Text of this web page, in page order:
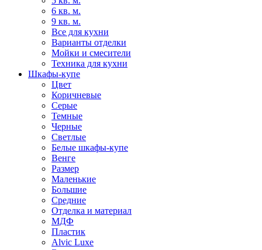
6 кв. м.
9 кв. м.
Все для кухни
Варианты отделки
Мойки и смесители
Техника для кухни
Шкафы-купе
Цвет
Коричневые
Серые
Темные
Черные
Светлые
Белые шкафы-купе
Венге
Размер
Маленькие
Большие
Средние
Отделка и материал
МДФ
Пластик
Alvic Luxe